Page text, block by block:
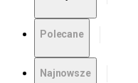
Polecane
Najnowsze